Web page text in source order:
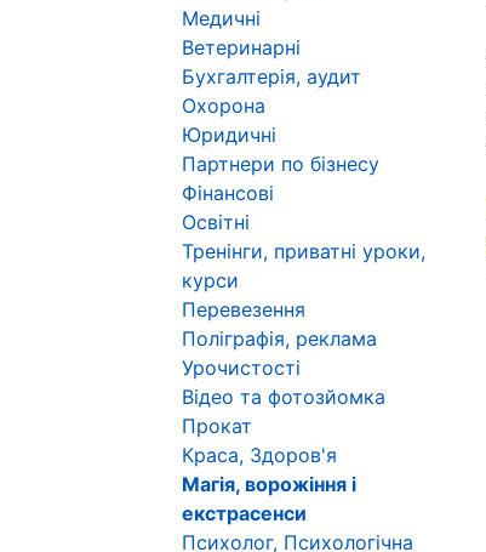
Медичні
Ветеринарні
Бухгалтерія, аудит
Охорона
Юридичні
Партнери по бізнесу
Фінансові
Освітні
Тренінги, приватні уроки,
курси
Перевезення
Поліграфія, реклама
Урочистості
Відео та фотозйомка
Прокат
Краса, Здоров'я
Магія, ворожіння і
екстрасенси
Психолог, Психологічна